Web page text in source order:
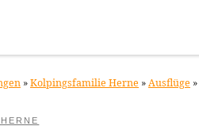
»Kolpingsfamilie Herne »Ausflüge »